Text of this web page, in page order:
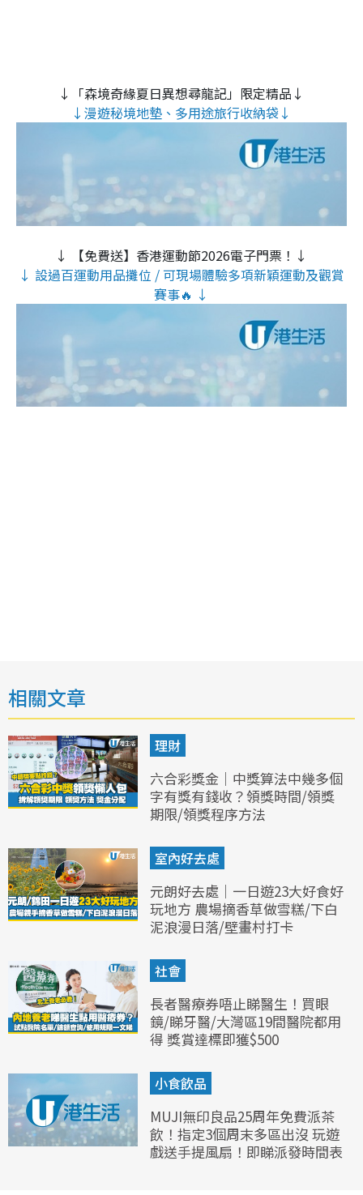
↓「森境奇緣夏日異想尋龍記」限定精品↓
↓漫遊秘境地墊、多用途旅行收納袋↓
↓ 【免費送】香港運動節2026電子門票！↓
↓ 設過百運動用品攤位 / 可現場體驗多項新穎運動及觀賞
賽事🔥 ↓
相關文章
理財
六合彩獎金｜中獎算法中幾多個
字有獎有錢收？領獎時間/領獎
期限/領獎程序方法
室內好去處
元朗好去處｜一日遊23大好食好
玩地方 農場摘香草做雪糕/下白
泥浪漫日落/壁畫村打卡
社會
長者醫療券唔止睇醫生！買眼
鏡/睇牙醫/大灣區19間醫院都用
得 獎賞達標即獲$500
小食飲品
MUJI無印良品25周年免費派茶
飲！指定3個周末多區出沒 玩遊
戲送手提風扇！即睇派發時間表